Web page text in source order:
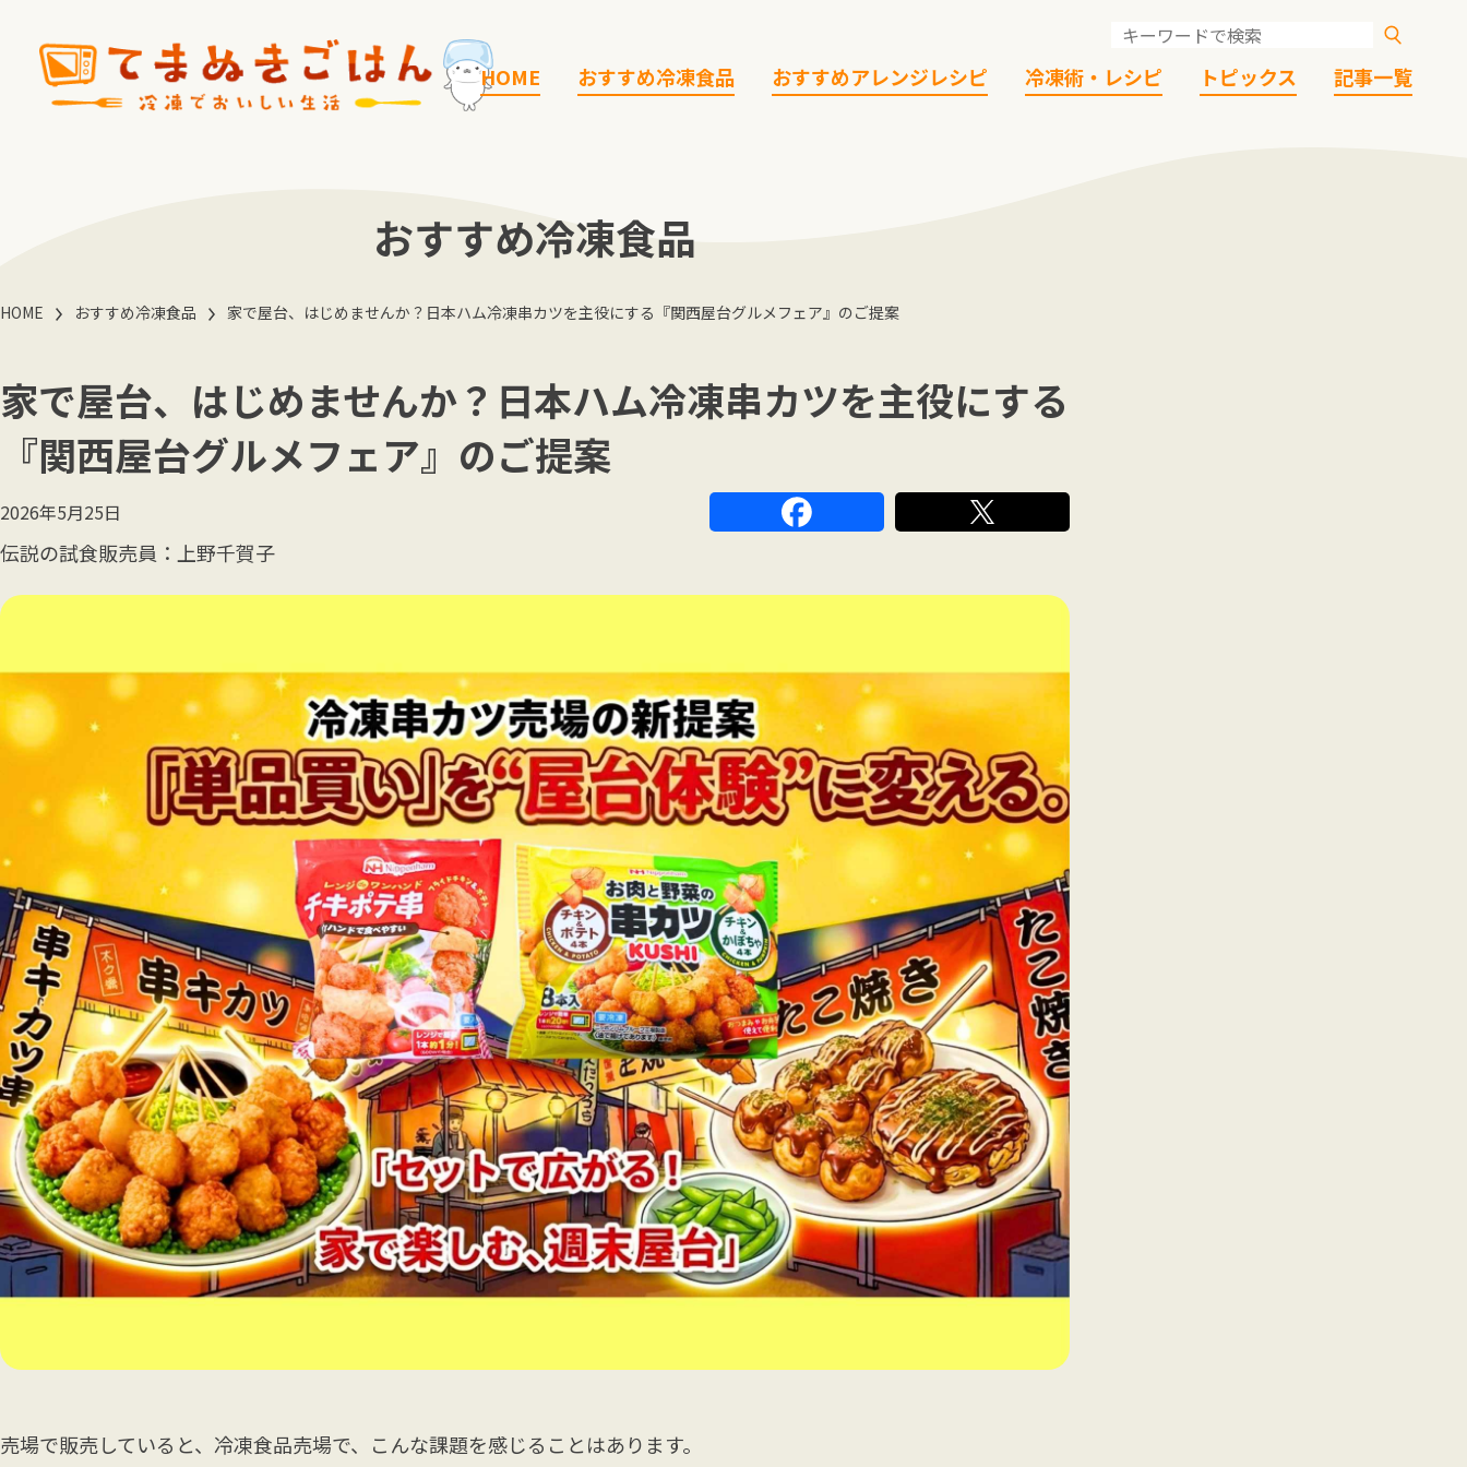
HOME おすすめ冷凍食品 おすすめアレンジレシピ 冷凍術・レシピ トピックス 記事一覧
おすすめ冷凍食品
HOME おすすめ冷凍食品 家で屋台、はじめませんか？日本ハム冷凍串カツを主役にする『関西屋台グルメフェア』のご提案
家で屋台、はじめませんか？日本ハム冷凍串カツを主役にする
『関西屋台グルメフェア』のご提案
2026年5月25日
伝説の試食販売員 上野千賀子
売場で販売していると、冷凍食品売場で、こんな課題を感じることはあります。